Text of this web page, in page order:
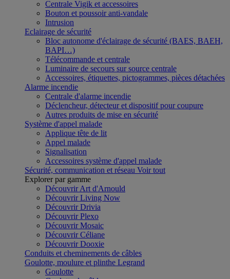
Centrale Vigik et accessoires
Bouton et poussoir anti-vandale
Intrusion
Eclairage de sécurité
Bloc autonome d'éclairage de sécurité (BAES, BAEH,
BAPI…)
Télécommande et centrale
Luminaire de secours sur source centrale
Accessoires, étiquettes, pictogrammes, pièces détachées
Alarme incendie
Centrale d'alarme incendie
Déclencheur, détecteur et dispositif pour coupure
Autres produits de mise en sécurité
Système d'appel malade
Applique tête de lit
Appel malade
Signalisation
Accessoires système d'appel malade
Sécurité, communication et réseau Voir tout
Explorer par gamme
Découvrir Art d'Arnould
Découvrir Living Now
Découvrir Drivia
Découvrir Plexo
Découvrir Mosaic
Découvrir Céliane
Découvrir Dooxie
Conduits et cheminements de câbles
Goulotte, moulure et plinthe Legrand
Goulotte